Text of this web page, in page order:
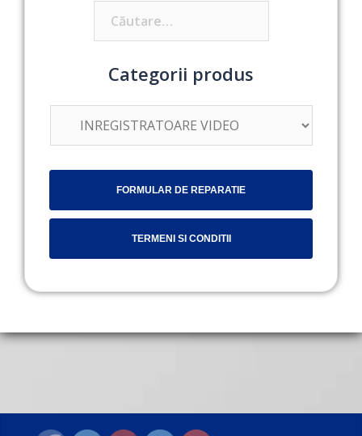
Categorii produs
FORMULAR DE REPARATIE
TERMENI SI CONDITII